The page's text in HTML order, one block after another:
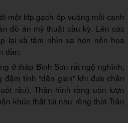
một lớp gạch ốp vuông mỗi cạnh
đồ án mỹ thuật cầu kỳ. Lên các
lại và tầm nhìn xa hơn nên hoa
dần:
ở tháp Bình Sơn rất ngộ nghĩnh,
đậm tính "dân gian" khi đưa chân
râu). Thân hình rồng uốn lượn
khúc thắt túi như rồng thời Trần